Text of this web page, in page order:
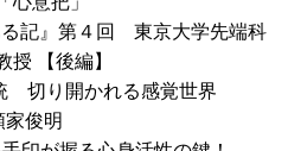
記』第４回 東京大学先端科
【後編】
切り開かれる感覚世界
家俊明